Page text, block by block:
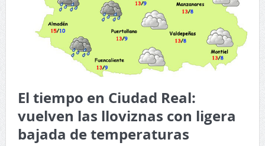
El tiempo en Ciudad Real:
vuelven las lloviznas con ligera
bajada de temperaturas